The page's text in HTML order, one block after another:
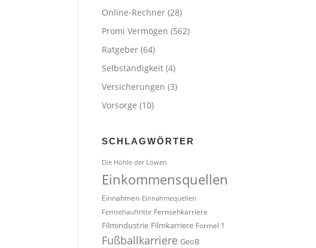
Online-Rechner (28)
Promi Vermögen (562)
Ratgeber (64)
Selbständigkeit (4)
Versicherungen (3)
Vorsorge (10)
SCHLAGWÖRTER
Die Höhle der Löwen
Einkommensquellen
Einnahmen Einnahmequellen
Fernsehauftritte Fernsehkarriere
Filmindustrie Filmkarriere Formel 1
Fußballkarriere GeoB